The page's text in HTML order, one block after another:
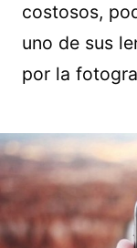
costosos,
uno de sus
por la